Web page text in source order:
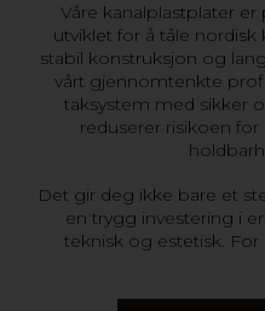
Våre kanalplastplater
utviklet for å tåle nordisk
stabil konstruksjon og
vårt gjennomtenkte
taksystem med sikker
reduserer risikoen
Det gir deg ikke bare et
en trygg investering i
teknisk og estetisk. For